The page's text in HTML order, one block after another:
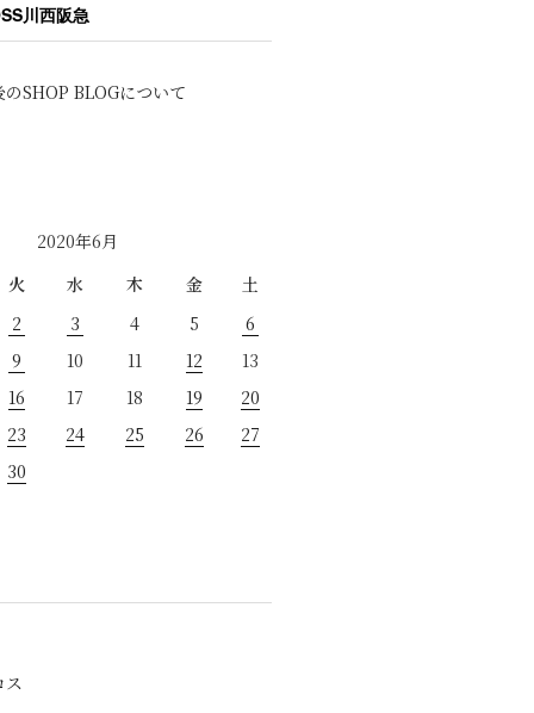
川西阪急
のSHOP BLOGについて
2020年6月
火 水 木 金
土
2 3 4 5
6
9 10 11 12
13
16 17 18 19
20
23 24 25 26
27
30
ス